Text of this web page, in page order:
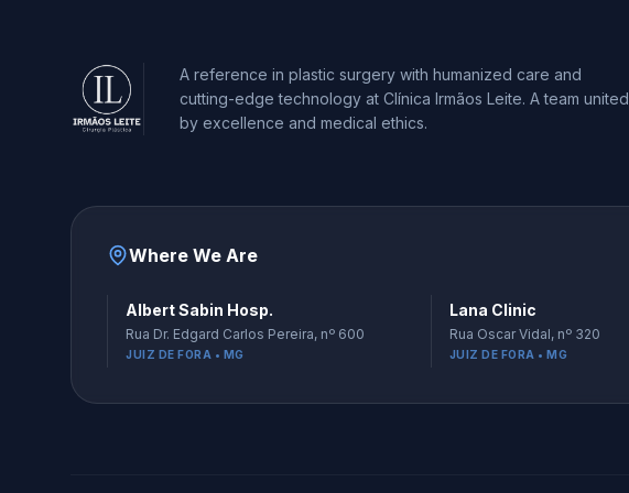
A reference in plastic surgery with humanized care and
cutting-edge technology at Clínica Irmãos Leite. A team united
by excellence and medical ethics.
Where We Are
Albert Sabin Hosp.
Rua Dr. Edgard Carlos Pereira, nº 600
JUIZ DE FORA • MG
Lana Clinic
Rua Oscar Vidal, nº 320
JUIZ DE FORA • MG